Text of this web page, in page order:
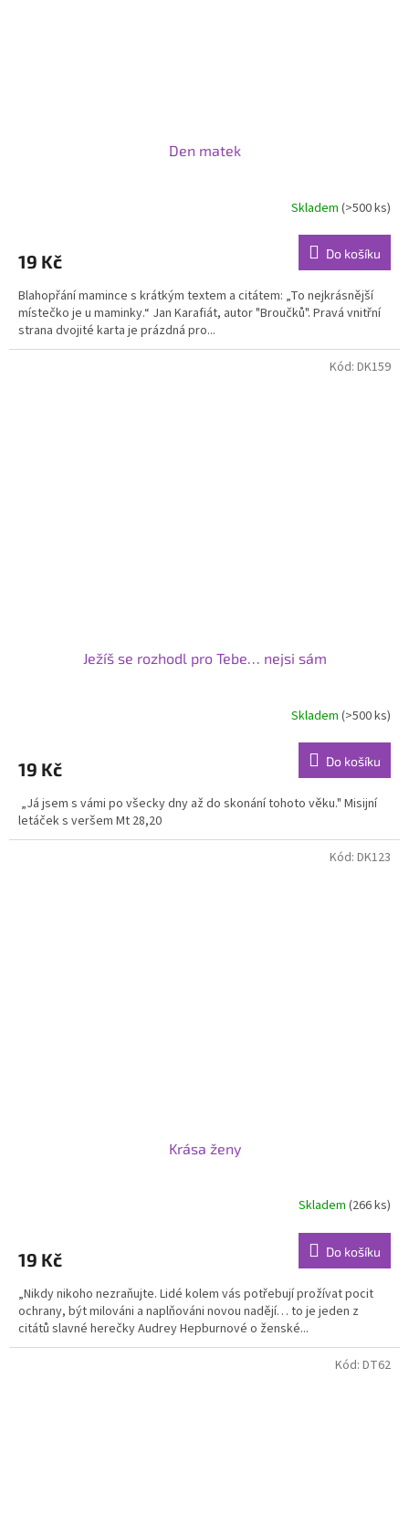
Den matek
Skladem (>500 ks)
19 Kč Do košíku
Blahopřání mamince s krátkým textem a citátem: „To nejkrásnější
místečko je u maminky.“ Jan Karafiát, autor "Broučků". Pravá vnitřní
strana dvojité karta je prázdná pro...
Ježíš se rozhodl pro Tebe… nejsi sám
Skladem (>500 ks)
19 Kč Do košíku
„Já jsem s vámi po všecky dny až do skonání tohoto věku." Misijní
letáček s veršem Mt 28,20
Kód: DK159
Krása ženy
Skladem (266 ks)
19 Kč Do košíku
„Nikdy nikoho nezraňujte. Lidé kolem vás potřebují prožívat pocit
ochrany, být milováni a naplňováni novou nadějí… to je jeden z
citátů slavné herečky Audrey Hepburnové o ženské...
Kód: DK123
Kód: DT62